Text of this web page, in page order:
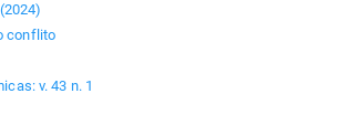
conflito
v. 43 n. 1